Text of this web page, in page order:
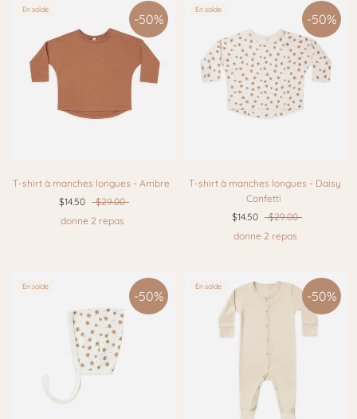
En solde
T-shirt à manches longues - Ambre
$14.50
$29.00
donne 2 repas
-50%
En solde
T-shirt à manches longues - Daisy
Confetti
$14.50
$29.00
donne 2 repas
-50%
En solde
-50%
En solde
-50%